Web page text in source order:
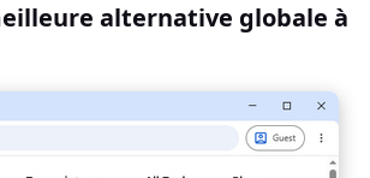
alternative globale à